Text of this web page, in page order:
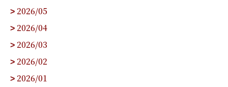
> 2026/05
> 2026/04
> 2026/03
> 2026/02
> 2026/01